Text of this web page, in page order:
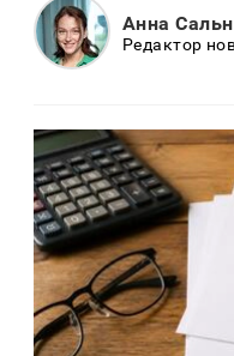
Анна
Редактор